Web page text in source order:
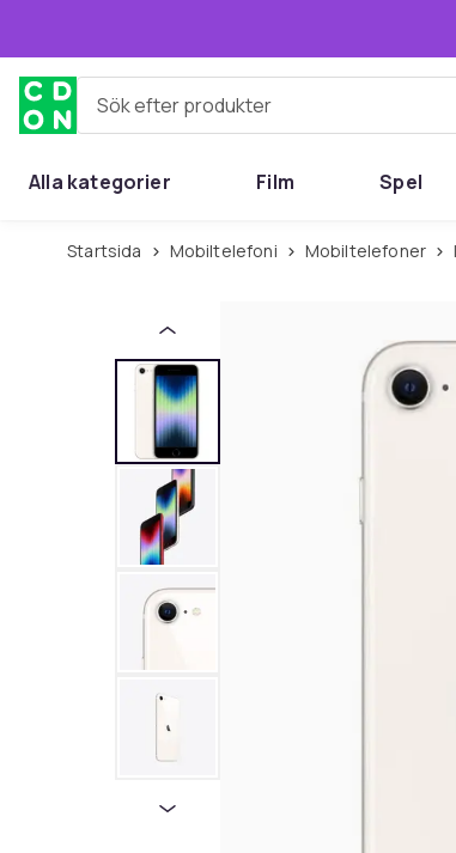
Sök efter produkter
Alla kategorier Film Spel
Startsida Mobiltelefoni Mobiltelefoner